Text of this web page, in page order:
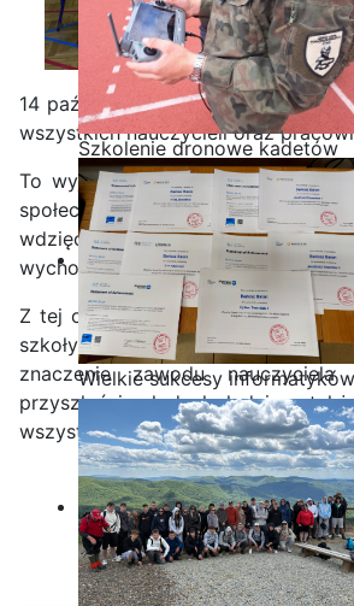
Szkolenie dronowe kadetów
OPW w Staszicu
Wielkie sukcesy informatyków
ze Staszica w Akademii
CISCO!
14 października to Dzień Edukacji
wszystkich nauczycieli oraz
To wyjątkowy moment w roku
społeczność szkolna
wdzięczność za trud i
wychowanie młodzieży.
Z tej okazji odbyła się uroczysta
szkoły wygłosił przemówienie,
znaczenie zawodu nauczyciela
przyszłości młodych ludzi, a
wszystkim pracownikom szkoły.
Zobacz zdjęcia